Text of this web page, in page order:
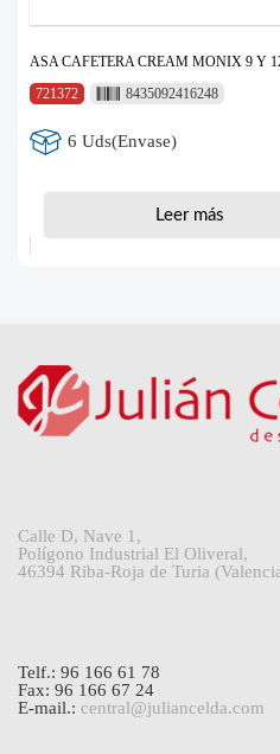
ASA CAFETERA CREAM MONIX 9 Y
721372
8435092416248
6 Uds(Envase)
Leer más
Calle D, Nave 1,
Polígono Industrial El Oliveral,
46394 Riba-Roja de Turia
Telf.: 96 166 61 78
Fax: 96 166 67 24
E-mail.: central@juliancelda.com